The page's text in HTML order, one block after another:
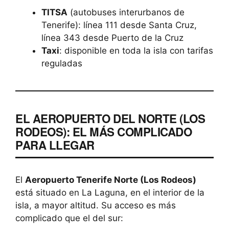
TITSA (autobuses interurbanos de
Tenerife): línea 111 desde Santa Cruz,
línea 343 desde Puerto de la Cruz
Taxi: disponible en toda la isla con tarifas
reguladas
EL AEROPUERTO DEL NORTE (LOS
RODEOS): EL MÁS COMPLICADO
PARA LLEGAR
El Aeropuerto Tenerife Norte (Los Rodeos)
está situado en La Laguna, en el interior de la
isla, a mayor altitud. Su acceso es más
complicado que el del sur: